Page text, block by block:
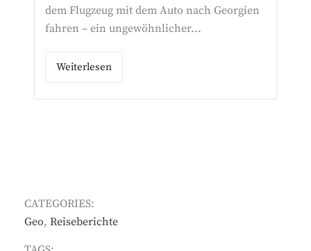
dem Flugzeug mit dem Auto nach Georgien
fahren – ein ungewöhnlicher...
Weiterlesen
CATEGORIES:
Geo, Reiseberichte